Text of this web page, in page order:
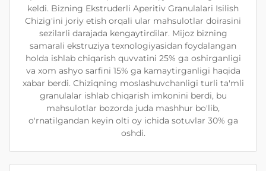
keldi. Bizning Ekstruderli Aperitiv Granulalari Isilish
Chizig'ini joriy etish orqali ular mahsulotlar doirasini
sezilarli darajada kengaytirdilar. Mijoz bizning
samarali ekstruziya texnologiyasidan foydalangan
holda ishlab chiqarish quvvatini 25% ga oshirganligi
va xom ashyo sarfini 15% ga kamaytirganligi haqida
xabar berdi. Chiziqning moslashuvchanligi turli ta'mli
granulalar ishlab chiqarish imkonini berdi, bu
mahsulotlar bozorda juda mashhur bo'lib,
o'rnatilgandan keyin olti oy ichida sotuvlar 30% ga
oshdi.